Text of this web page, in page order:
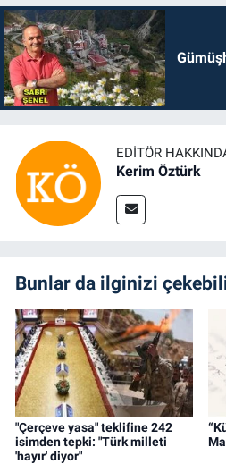
EDITÖR
Kerim Öztürk
Bunlar da ilginizi
"Çerçeve yasa" teklifine 242
isimden tepki: "Türk milleti
'hayır' diyor"